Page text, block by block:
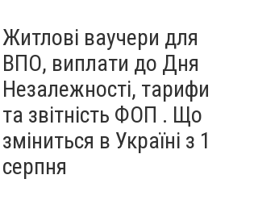
Житлові ваучери для
ВПО, виплати до Дня
Незалежності, тарифи
та звітність ФОП . Що
зміниться в Україні з 1
серпня